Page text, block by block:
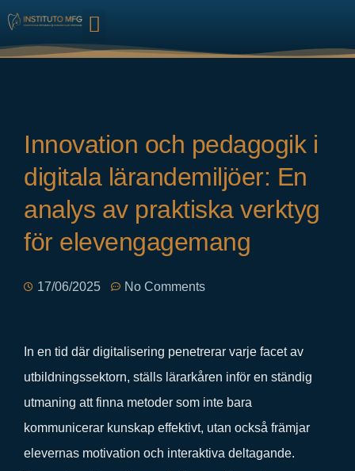
Innovation och pedagogik i
digitala lärandemiljöer: En
analys av praktiska verktyg
för elevengagemang
17/06/2025 No Comments
In en tid där digitalisering penetrerar varje facet av
utbildningssektorn, ställs lärarkåren inför en ständig
utmaning att finna metoder som inte bara
kommunicerar kunskap effektivt, utan också främjar
elevernas motivation och interaktiva deltagande.